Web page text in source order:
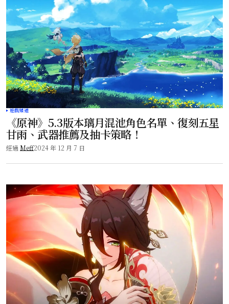
遊戲頻道
《原神》5.3版本璃月混池角色名單、復刻五星
甘雨、武器推薦及抽卡策略！
經過 Meff2024 年 12 月 7 日